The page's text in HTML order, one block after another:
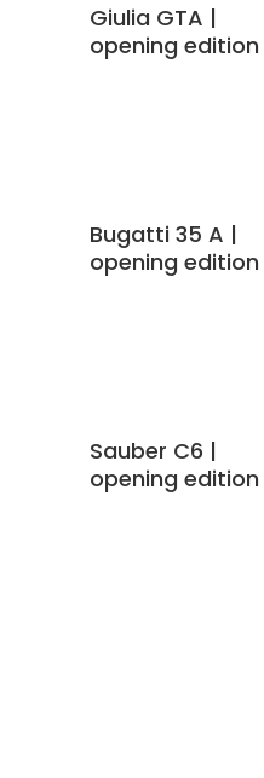
Giulia GTA |
opening edition
Bugatti 35 A |
opening edition
Sauber C6 |
opening edition